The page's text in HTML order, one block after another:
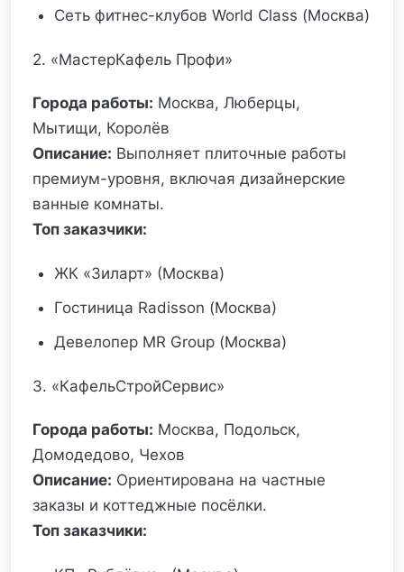
Сеть фитнес-клубов World Class (Москва)
2. «МастерКафель Профи»
Города работы: Москва, Люберцы,
Мытищи, Королёв
Описание: Выполняет плиточные работы
премиум-уровня, включая дизайнерские
ванные комнаты.
Топ заказчики:
ЖК «Зиларт» (Москва)
Гостиница Radisson (Москва)
Девелопер MR Group (Москва)
3. «КафельСтройСервис»
Города работы: Москва, Подольск,
Домодедово, Чехов
Описание: Ориентирована на частные
заказы и коттеджные посёлки.
Топ заказчики: